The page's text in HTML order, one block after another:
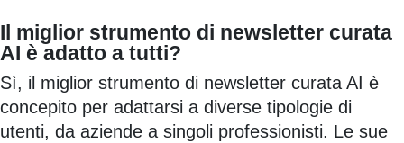
Il miglior strumento di newsletter curata
AI è adatto a tutti?
Sì, il miglior strumento di newsletter curata AI è
concepito per adattarsi a diverse tipologie di
utenti, da aziende a singoli professionisti. Le sue